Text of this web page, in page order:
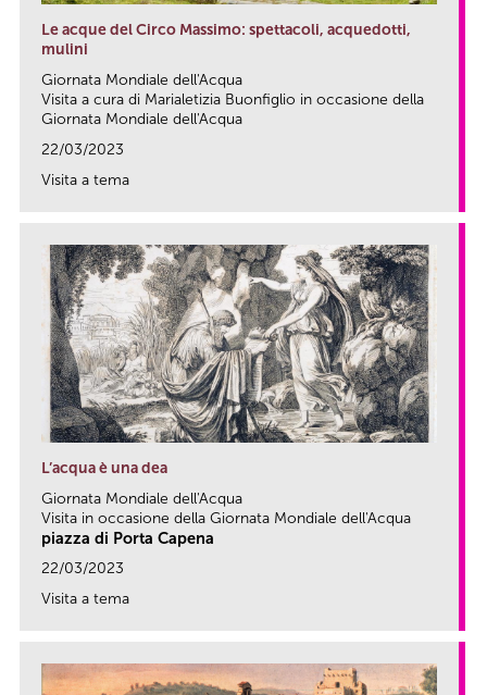
Le acque del Circo Massimo: spettacoli, acquedotti,
mulini
Giornata Mondiale dell'Acqua
Visita a cura di Marialetizia Buonfiglio in occasione della
Giornata Mondiale dell'Acqua
22/03/2023
Visita a tema
L’acqua è una dea
Giornata Mondiale dell'Acqua
Visita in occasione della Giornata Mondiale dell'Acqua
piazza di Porta Capena
22/03/2023
Visita a tema